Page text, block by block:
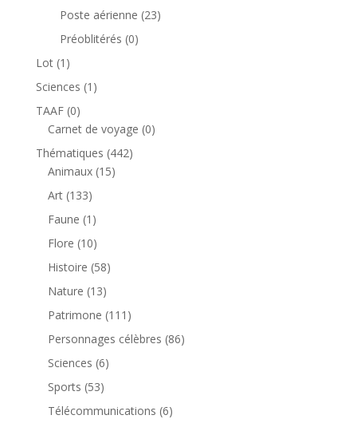
Poste aérienne 2323
Préoblitérés 00
Lot 1 1
produit
Sciences 1 1
TAAF 00
produit
Carnet de voyage 00
Thématiques 442442
Animaux 1515
Art 133133
produits
Faune 1 1
produit
Flore 1010
produits
Histoire 5858
Nature 1313
produits
Patrimone 111 111
produits
Personnages célèbres 8686
Sciences 66
Sports 5353
produits
Télécommunications 66